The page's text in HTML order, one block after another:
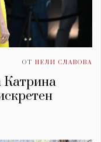
ОТ НЕЛИ СЛАВОВА
Катрина